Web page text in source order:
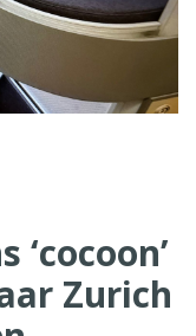
‘cocoon’
Zurich